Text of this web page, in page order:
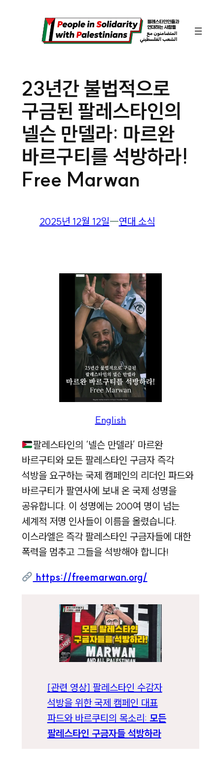
23년간 불법적으로
구금된 팔레스타인의
넬슨 만델라: 마르완
바르구티를 석방하라!
Free Marwan
2025년 12월 12일―연대 소식
English
팔레스타인의 ‘넬슨 만델라’ 마르완
바르구티와 모든 팔레스타인 구금자 즉각
석방을 요구하는 국제 캠페인의 리더인 파드와
바르구티가 팔연사에 보내 온 국제 성명을
공유합니다. 이 성명에는 200여 명이 넘는
세계적 저명 인사들이 이름을 올렸습니다.
이스라엘은 즉각 팔레스타인 구금자들에 대한
폭력을 멈추고 그들을 석방해야 합니다!
https://freemarwan.org/
[관련 영상] 팔레스타인 수감자
석방을 위한 국제 캠페인 대표
파드와 바르쿠티의 목소리: 모든
팔레스타인 구금자들 석방하라